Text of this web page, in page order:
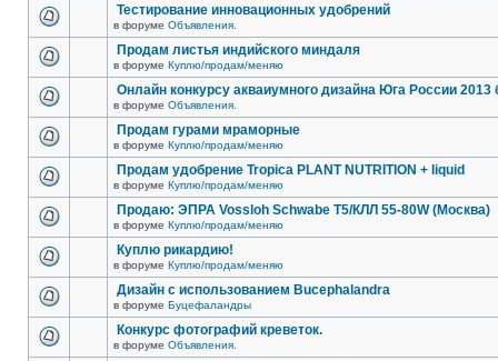
Тестирование инновационных удобрений
в форуме Объявления.
Продам листья индийского миндаля
в форуме Куплю/продам/меняю
Онлайн конкурсу акваиумного дизайна Юга России 2013
в форуме Объявления.
Продам гурами мраморные
в форуме Куплю/продам/меняю
Продам удобрение Tropica PLANT NUTRITION + liquid
в форуме Куплю/продам/меняю
Продаю: ЭПРА Vossloh Schwabe T5/КЛЛ 55-80W (Москва)
в форуме Куплю/продам/меняю
Куплю рикардию!
в форуме Куплю/продам/меняю
Дизайн с использованием Bucephalandra
в форуме Буцефаландры
Конкурс фотографий креветок.
в форуме Объявления.